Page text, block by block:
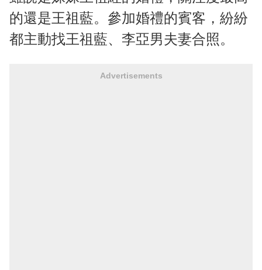
的還是王祖藍。參加婚禮的賓客，紛紛
都主動找王祖藍、李亞男夫妻合照。
Advertisements